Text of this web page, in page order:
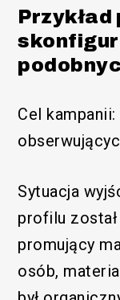
Cel
Sytuacja
profilu
promujący
osób,